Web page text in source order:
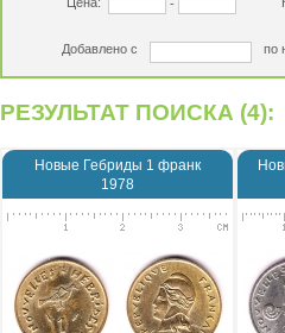
-
Добавлено с по
РЕЗУЛЬТАТ ПОИСКА (4):
Новые Гебриды 1 франк
1978